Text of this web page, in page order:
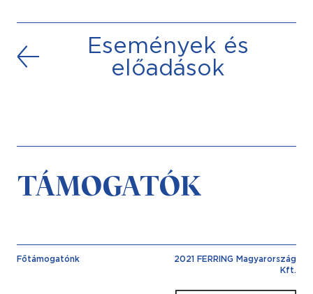
Események és
előadások
TÁMOGATÓK
Főtámogatónk
2021 FERRING Magyarország
Kft.